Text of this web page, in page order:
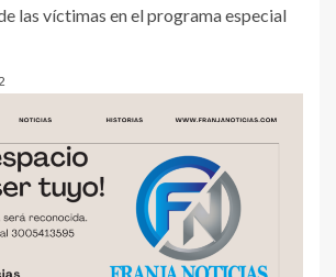
las víctimas en el programa especial